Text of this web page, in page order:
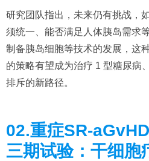
研究团队指出，未来仍有挑战，
须统一、能否满足人体胰岛需求
制备胰岛细胞等技术的发展，这
的策略有望成为治疗 1 型糖尿病
排斥的新路径。
02.重症SR-
三期试验：干细胞